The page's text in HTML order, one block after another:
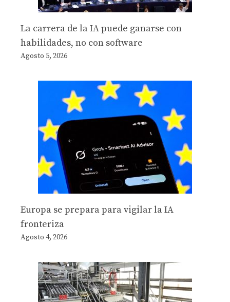
La carrera de la IA puede ganarse con
habilidades, no con software
Agosto 5, 2026
Europa se prepara para vigilar la IA
fronteriza
Agosto 4, 2026